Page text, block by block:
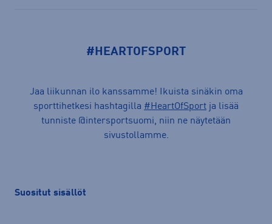
#HEARTOFSPORT
Jaa liikunnan ilo kanssamme! Ikuista sinäkin oma
sporttihetkesi hashtagilla #HeartOfSport ja lisää
tunniste @intersportsuomi, niin ne näytetään
sivustollamme.
Suositut sisällöt